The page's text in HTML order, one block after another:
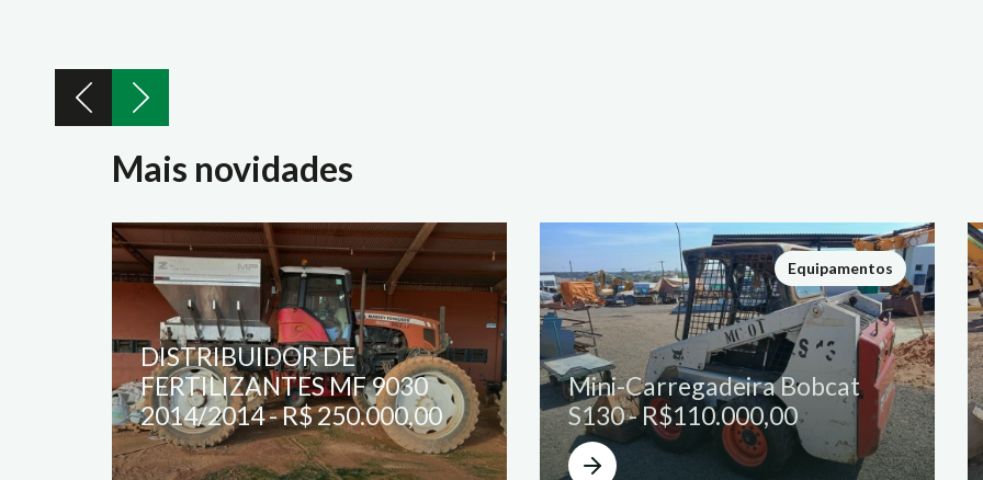
Mais novidades
DISTRIBUIDOR DE
FERTILIZANTES MF 9030
2014/2014 - R$ 250.000,00
Equipamentos
Mini-Carregadeira Bobcat
S130 - R$110.000,00